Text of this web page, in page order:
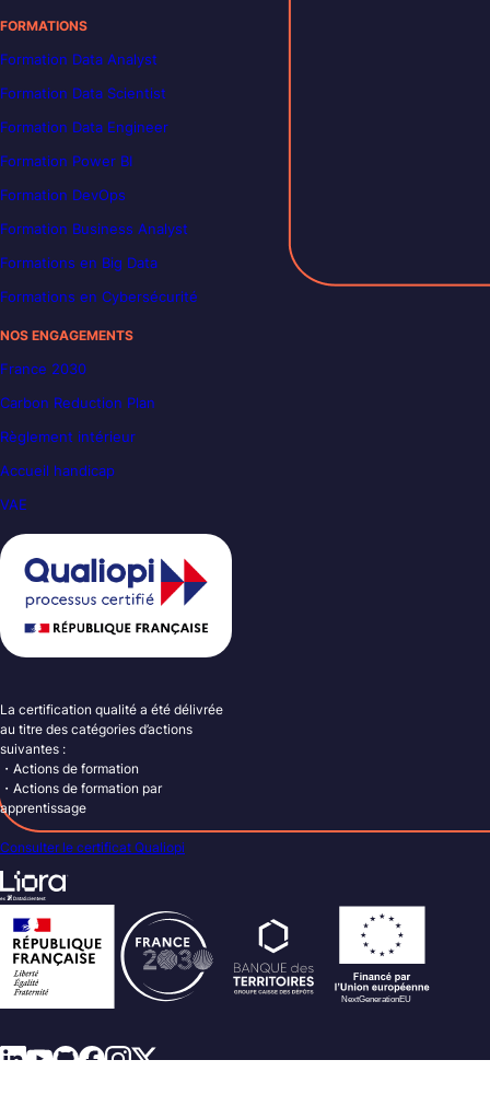
FORMATIONS
Formation Data Analyst
Formation Data Scientist
Formation Data Engineer
Formation Power BI
Formation DevOps
Formation Business Analyst
Formations en Big Data
Formations en Cybersécurité
NOS ENGAGEMENTS
France 2030
Carbon Reduction Plan
Règlement intérieur
Accueil handicap
VAE
La certification qualité a été délivrée
au titre des catégories d’actions
suivantes :
・Actions de formation
・Actions de formation par
apprentissage
Consulter le certificat Qualiopi